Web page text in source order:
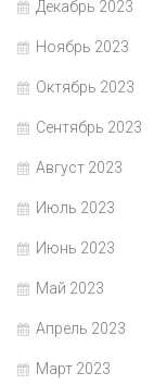
Декабрь 2023
Ноябрь 2023
Октябрь 2023
Сентябрь 2023
Август 2023
Июль 2023
Июнь 2023
Май 2023
Апрель 2023
Март 2023